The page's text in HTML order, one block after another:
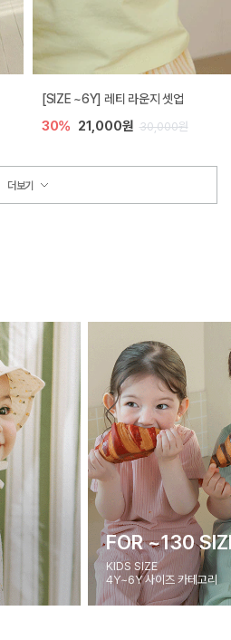
[SIZE ~6Y] 레티 라운지 셋업
30% 21,000원 30,000원
더보기
FOR ~130
KIDS SIZE
4Y~6Y 사이즈 카테고리